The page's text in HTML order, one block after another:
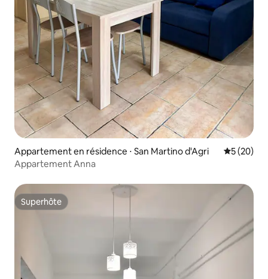
Appartement en résidence ⋅ San Martino d'Agri
5 (20)
Appartement Anna
Superhôte
Superhôte